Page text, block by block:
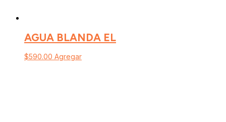
AGUA BLANDA EL
$590.00 Agregar